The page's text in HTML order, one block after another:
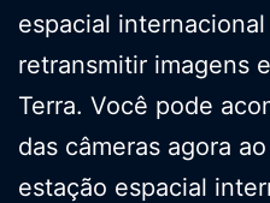
espacial
retransmitir imagens
Terra. Você pode
das câmeras agora
estação espacial